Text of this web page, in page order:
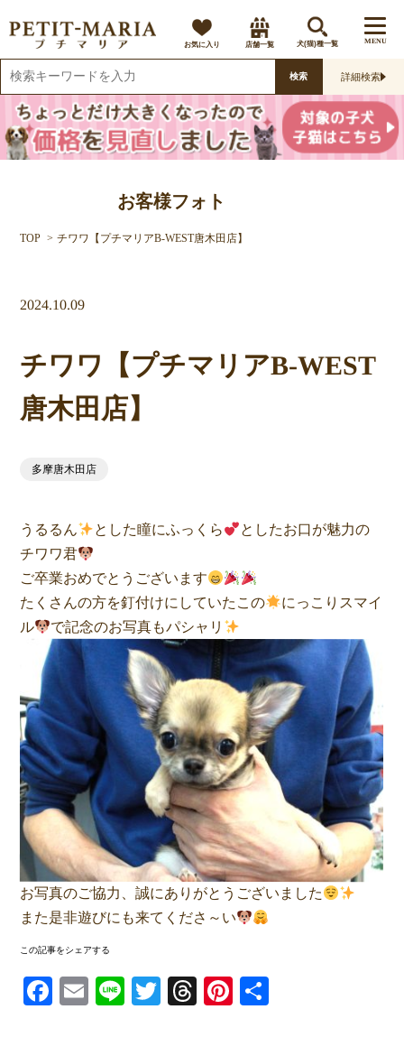
お気に入り 店舗一覧 犬(猫)種一覧 MENU
検索 詳細検索
お客様フォト
TOP チワワ【プチマリアB-WEST唐木田店】
2024.10.09
チワワ【プチマリアB-WEST
唐木田店】
多摩唐木田店
うるるん とした瞳にふっくら としたお口が魅力の
チワワ君
ご卒業おめでとうございます
たくさんの方を釘付けにしていたこの にっこりスマイ
ル で記念のお写真もパシャリ
お写真のご協力、誠にありがとうございました
また是非遊びにも来てくださ～い
この記事をシェアする
FacebookEmail Line Twitter Threads Pinterest